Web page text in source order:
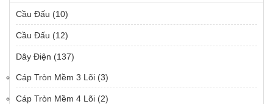
Cầu Đấu (10)
Cầu Đấu (12)
Dây Điện (137)
Cáp Tròn Mềm 3 Lõi (3)
Cáp Tròn Mềm 4 Lõi (2)